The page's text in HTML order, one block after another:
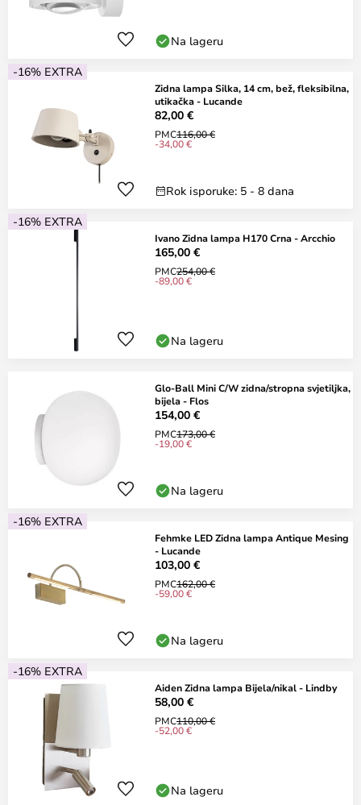
Na lageru
-16% EXTRA
Zidna lampa Silka, 14 cm, bež, fleksibilna,
utikačka - Lucande
82,00 €
PMC116,00 €
-34,00 €
Rok isporuke: 5 - 8 dana
-16% EXTRA
Ivano Zidna lampa H170 Crna - Arcchio
165,00 €
PMC254,00 €
-89,00 €
Na lageru
Glo-Ball Mini C/W zidna/stropna svjetiljka,
bijela - Flos
154,00 €
PMC173,00 €
-19,00 €
Na lageru
-16% EXTRA
Fehmke LED Zidna lampa Antique Mesing
- Lucande
103,00 €
PMC162,00 €
-59,00 €
Na lageru
-16% EXTRA
Aiden Zidna lampa Bijela/nikal - Lindby
58,00 €
PMC110,00 €
-52,00 €
Na lageru